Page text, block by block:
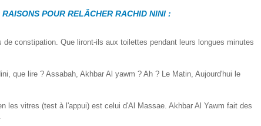
POUR RELÂCHER RACHID NINI :
constipation. Que liront-ils aux toilettes pendant leurs longues minutes
que lire ? Assabah, Akhbar Al yawm ? Ah ? Le Matin, Aujourd'hui le
les vitres (test à l'appui) est celui d'Al Massae. Akhbar Al Yawm fait des